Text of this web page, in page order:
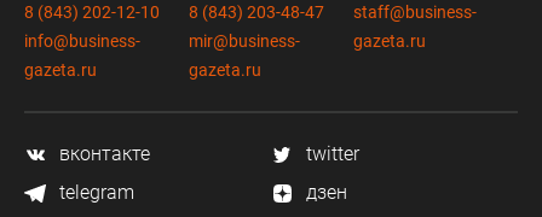
8 (843) 202-12-10
info@business-
gazeta.ru
8 (843) 203-48-47
mir@business-
gazeta.ru
staff@business-
gazeta.ru
вконтакте
twitter
telegram
дзен